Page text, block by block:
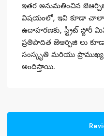
ఇతర అనుమతించిన
విషయంలో, ఇవి కూడా చాలా
ఉదాహరణకు, స్ట్రీట్ స్టోరీ
ప్రతిపాదిత జెఆర్పిజి లు
సంస్కృతి మరియు
అందిస్తాయి.